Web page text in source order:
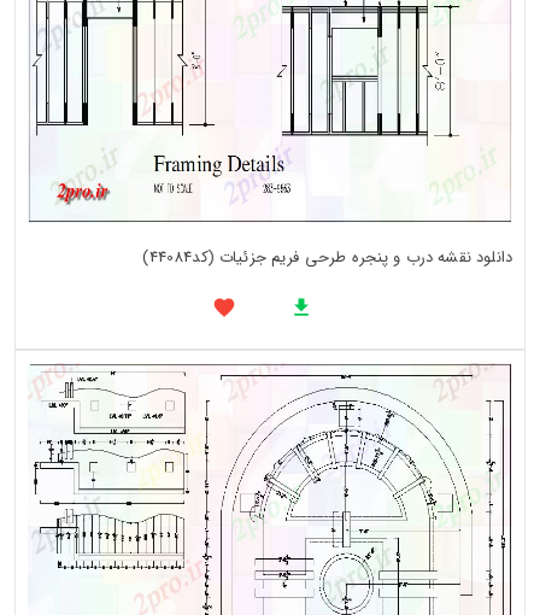
دانلود نقشه درب و پنجره طرحی فریم جزئیات (کد44084)